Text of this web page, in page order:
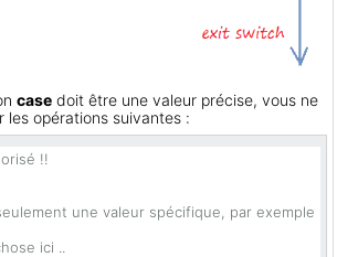
case doit être une valeur précise, vous ne
les opérations suivantes :
!!
une valeur spécifique, par exemple :
ici ..